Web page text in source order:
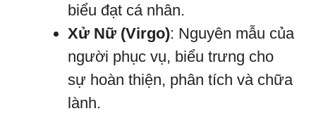
biểu đạt cá nhân.
Xử Nữ (Virgo): Nguyên mẫu của
người phục vụ, biểu trưng cho
sự hoàn thiện, phân tích và chữa
lành.